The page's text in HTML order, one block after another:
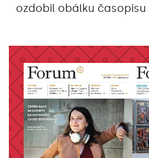
ozdobil obálku časopisu